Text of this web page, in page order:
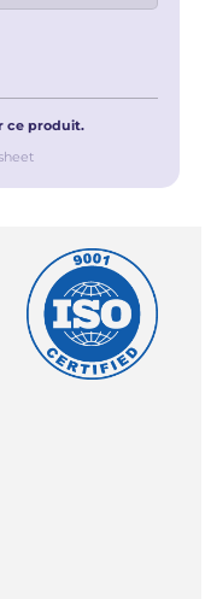
ce produit.